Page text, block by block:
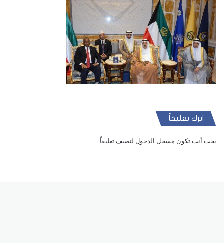
اترك تعليقاً
يجب أنت تكون مسجل الدخول لتضيف تعليقاً.